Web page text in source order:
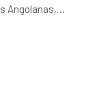
Angolanas,…